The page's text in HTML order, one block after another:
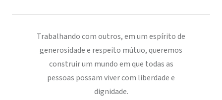
Trabalhando com outros, em um espírito de
generosidade e respeito mútuo, queremos
construir um mundo em que todas as
pessoas possam viver com liberdade e
dignidade.